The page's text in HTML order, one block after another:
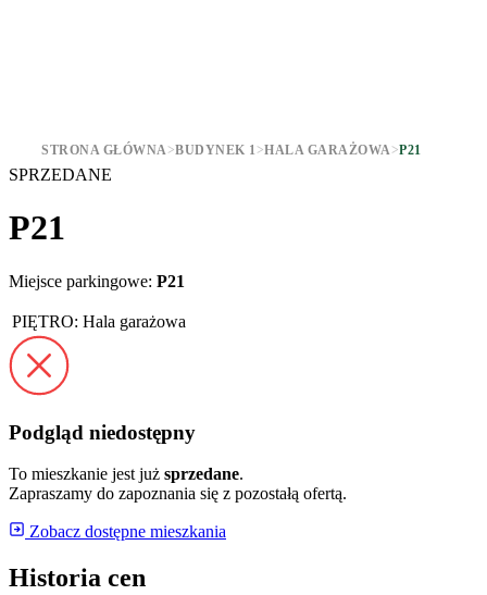
STRONA GŁÓWNA>BUDYNEK 1 >HALA GARAŻOWA>P21
SPRZEDANE
P21
Miejsce parkingowe: P21
PIĘTRO: Hala garażowa
Podgląd niedostępny
To mieszkanie jest już sprzedane.
Zapraszamy do zapoznania się z pozostałą ofertą.
Zobacz dostępne mieszkania
Historia cen